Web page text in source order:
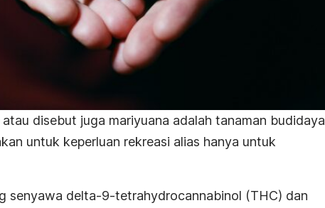
atau disebut juga mariyuana adalah tanaman budidaya
untuk keperluan rekreasi alias hanya untuk
senyawa delta-9-tetrahydrocannabinol (THC) dan